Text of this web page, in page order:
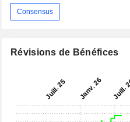
Consensus
Révisions de Bénéfices